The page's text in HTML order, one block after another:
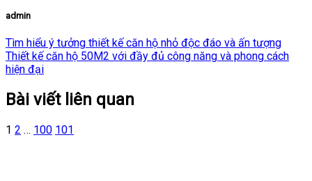
admin
Tìm hiểu ý tưởng thiết kế căn hộ nhỏ độc đáo và ấn tượng
Thiết kế căn hộ 50M2 với đầy đủ công năng và phong cách
hiện đại
Bài viết liên quan
1 2 … 100 101